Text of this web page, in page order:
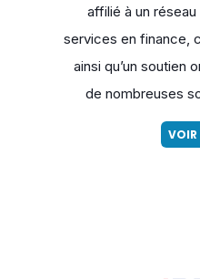
affilié à un
services en finance,
ainsi qu’un soutien
de nombreuses
VOIR